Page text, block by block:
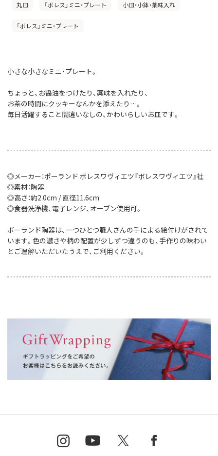
丸皿 「ボレス」ミニ・プレート 小皿・小鉢・薬味入れ
「ボレス」ミニ・プレート
小さな小さなミニ・プレート。
ちょっと、お醤油をつけたり、薬味を入れたり、
お茶の時間にクッキーなんかを添えたり…。
毎日活躍すること間違いなしの、かわいらしいお皿です。
◎メーカー：ポーランド ボレスワヴィエツ『ボレスワヴィエツ』社
◎素材：陶器
◎高さ：約2.0cm / 直径11.6cm
◎食器洗浄機、電子レンジ、オーブン使用可。
ポーランド陶器は、一つひとつ職人さんの手による絵付けがされて
います。色の濃さや柄の配置が少しずつ違うのも、手作りの味わい
とご理解いただいたうえで、ご利用ください。